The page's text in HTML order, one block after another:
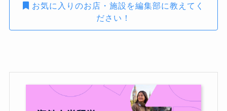
お気に入りのお店・施設を編集部に教えてく
ださい！